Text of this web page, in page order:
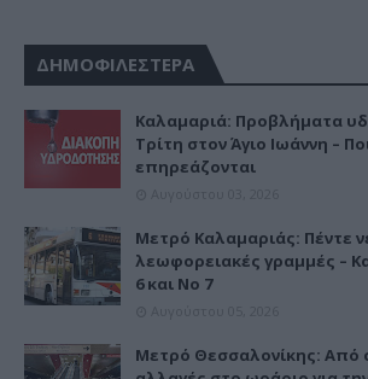
ΔΗΜΟΦΙΛΕΣΤΕΡΑ
Καλαμαριά: Προβλήματα
Τρίτη στον Άγιο Ιωάννη –
επηρεάζονται
Μετρό Καλαμαριάς: Πέντε
λεωφορειακές γραμμές –
6 και Νο 7
Μετρό Θεσσαλονίκης: Από